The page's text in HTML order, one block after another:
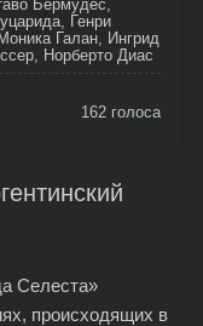
Бермудес,
Генри
Галан, Ингрид
Норберто Диас
162 голоса
Селеста»
происходящих в